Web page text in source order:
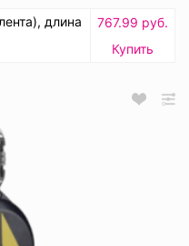
длина
767.99 руб.
Купить